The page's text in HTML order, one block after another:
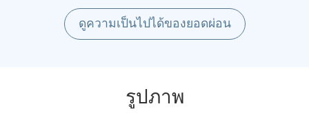
ดูความเป็นไปได้ของยอดผ่อน
รูปภาพ